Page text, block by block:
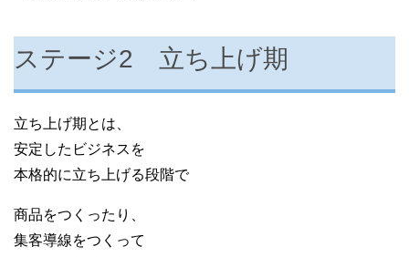
ステージ2 立ち上げ期
立ち上げ期とは、
安定したビジネスを
本格的に立ち上げる段階で
商品をつくったり、
集客導線をつくって